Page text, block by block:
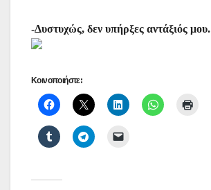
-Δυστυχώς, δεν υπήρξες αντάξιός μου.
Κοινοποιήστε: